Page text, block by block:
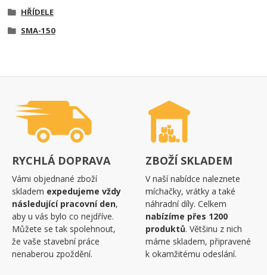
HŘÍDELE
SMA-150
RYCHLÁ DOPRAVA
Vámi objednané zboží
skladem expedujeme vždy
následující pracovní den,
aby u vás bylo co nejdříve.
Můžete se tak spolehnout,
že vaše stavební práce
nenaberou zpoždění.
ZBOŽÍ SKLADEM
V naší nabídce naleznete
míchačky, vrátky a také
náhradní díly. Celkem
nabízíme přes 1200
produktů. Většinu z nich
máme skladem, připravené
k okamžitému odeslání.